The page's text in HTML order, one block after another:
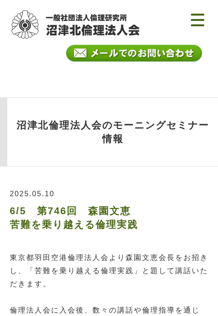
沼津北倫理法人会のモーニングセミナー
情報
2025.05.10
6/5 第746回 森園文恵
苦難を乗り越える倫理実践
東京都羽田空港倫理法人会より森園文恵会長をお招き
し、「苦難を乗り越える倫理実践」と題して講話いた
だきます。
倫理法人会に入会後、数々の講話や倫理指導を通じ